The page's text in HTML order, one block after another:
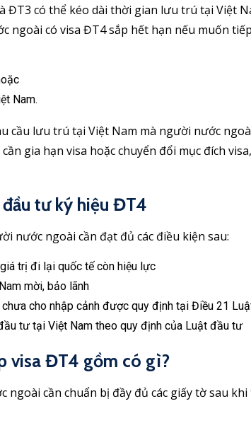
ĐT3 có thể kéo dài thời gian lưu trú tại Việt
có visa ĐT4 sắp hết hạn nếu muốn
Nam.
cầu lưu trú tại Việt Nam mà người nước
gia hạn visa hoặc chuyển đổi mục đích
tư ký hiệu ĐT4
nước ngoài cần đạt đủ các điều kiện sau:
trị đi lại quốc tế còn hiệu lực
mời, bảo lãnh
cho nhập cảnh được quy định tại Điều 21
tư tại Việt Nam theo quy định của Luật đầu tư
visa ĐT4 gồm có gì?
cần chuẩn bị đầy đủ các giấy tờ sau